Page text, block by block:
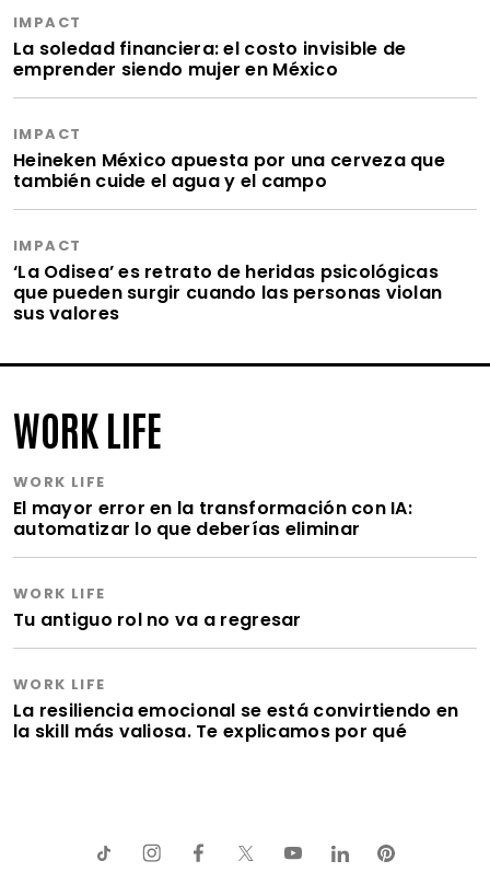
IMPACT
La soledad financiera: el costo invisible de
emprender siendo mujer en México
IMPACT
Heineken México apuesta por una cerveza que
también cuide el agua y el campo
IMPACT
‘La Odisea’ es retrato de heridas psicológicas
que pueden surgir cuando las personas violan
sus valores
WORK LIFE
WORK LIFE
El mayor error en la transformación con IA:
automatizar lo que deberías eliminar
WORK LIFE
Tu antiguo rol no va a regresar
WORK LIFE
La resiliencia emocional se está convirtiendo en
la skill más valiosa. Te explicamos por qué